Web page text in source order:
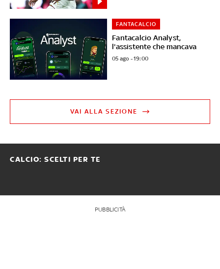
Fantacalcio Analyst,
l'assistente che mancava
FANTACALCIO
05 ago - 19:00
VAI ALLA SEZIONE
CALCIO: SCELTI PER TE
PUBBLICITÀ